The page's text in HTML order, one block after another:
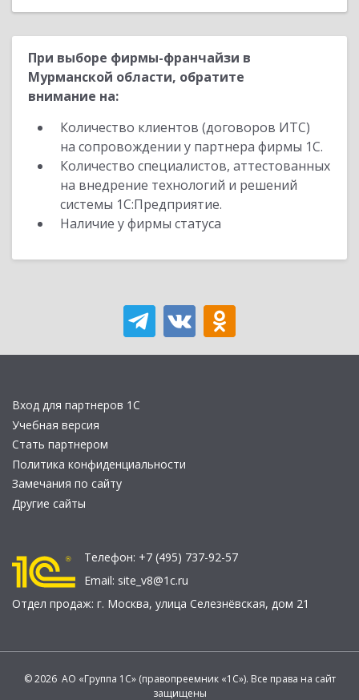
При выборе фирмы-франчайзи в
Мурманской области, обратите
внимание на:
Количество клиентов (договоров ИТС)
на сопровождении у партнера фирмы 1С.
Количество специалистов, аттестованных
на внедрение технологий и решений
системы 1С:Предприятие.
Наличие у фирмы статуса
Вход для партнеров 1С
Учебная версия
Стать партнером
Политика конфиденциальности
Замечания по сайту
Другие сайты
Телефон: +7 (495) 737-92-57
Email: site_v8@1c.ru
Отдел продаж: г. Москва, улица Селезнёвская, дом 21
© 2026 АО «Группа 1С» (правопреемник «1С»). Все права на сайт
защищены